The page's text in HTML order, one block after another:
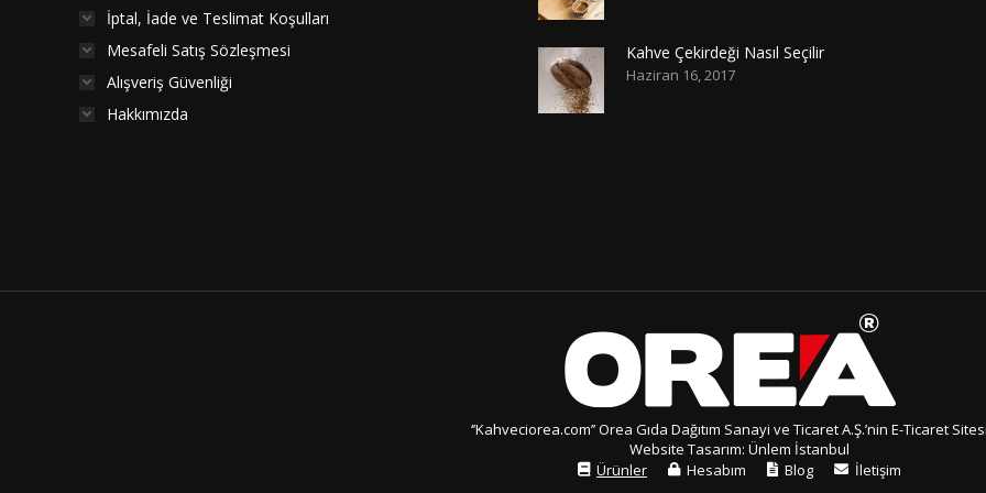
İptal, İade ve Teslimat Koşulları
Mesafeli Satış Sözleşmesi
Alışveriş Güvenliği
Hakkımızda
Kahve Çekirdeği Nasıl Seçilir
Haziran 16, 2017
‘’Kahveciorea.com’’ Orea Gıda Dağıtım Sanayi ve Ticaret A.Ş.’nin E-Ticaret
Website Tasarım: Ünlem İstanbul
Ürünler
Hesabım Blog İletişim